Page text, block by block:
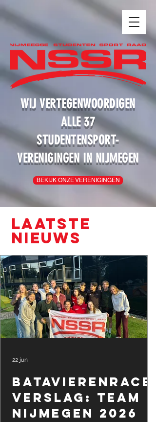
WIJ VERTEGENWOORDIGEN
ALLE 37
STUDENTENSPORT-
VERENIGINGEN IN NIJMEGEN
BEKIJK ONZE VERENIGINGEN
LAATSTE
NIEUWS
Batavierenrace
verslag: Team
Nijmegen 2026
22 jun